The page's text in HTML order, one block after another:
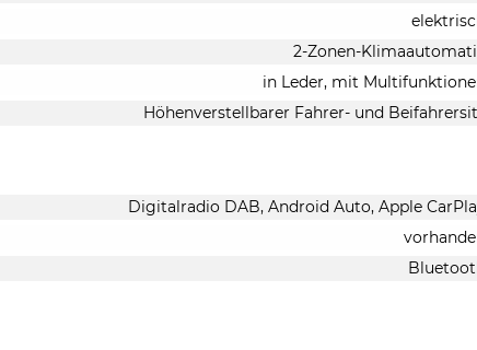
2-Zonen-
in Leder, mit
Höhenverstellbarer Fahrer- und
Digitalradio DAB, Android Auto, Apple